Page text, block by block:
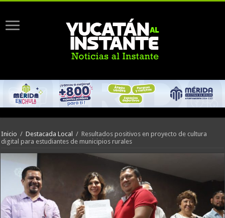
Inicio / Destacada Local / Resultados positivos en proyecto de cultura
digital para estudiantes de municipios rurales